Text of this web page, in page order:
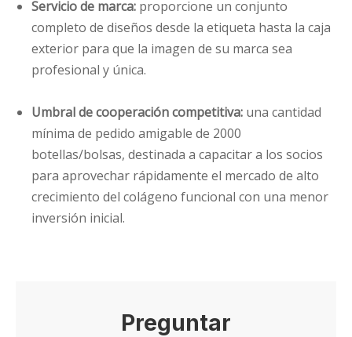
Servicio de marca: proporcione un conjunto
completo de diseños desde la etiqueta hasta la caja
exterior para que la imagen de su marca sea
profesional y única.
Umbral de cooperación competitiva: una cantidad
mínima de pedido amigable de 2000
botellas/bolsas, destinada a capacitar a los socios
para aprovechar rápidamente el mercado de alto
crecimiento del colágeno funcional con una menor
inversión inicial.
Preguntar